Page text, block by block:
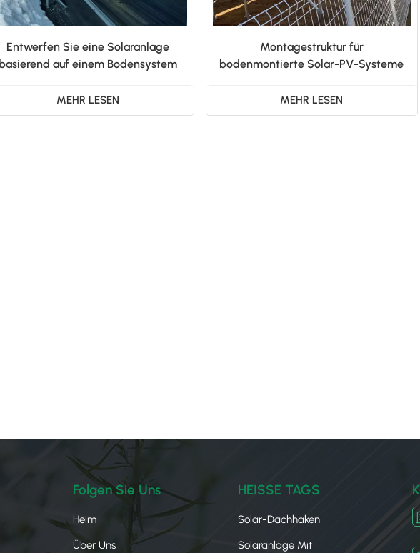
Entwerfen Sie eine Solaranlage
basierend auf einem Bodensystem
MEHR LESEN
Montagestruktur für
bodenmontierte Solar-PV-Systeme
MEHR LESEN
Folgen Sie Uns
Heim
Über Uns
HEISSE TAGS
Solar-Dachhaken
Solaranlage Mit